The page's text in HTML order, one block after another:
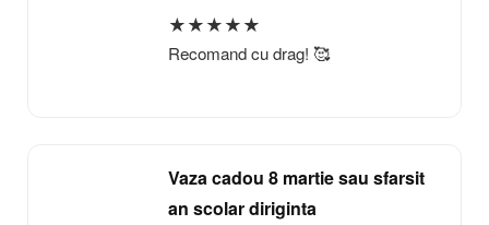
★★★★★
Recomand cu drag! 🥰
Vaza cadou 8 martie sau sfarsit
an scolar diriginta